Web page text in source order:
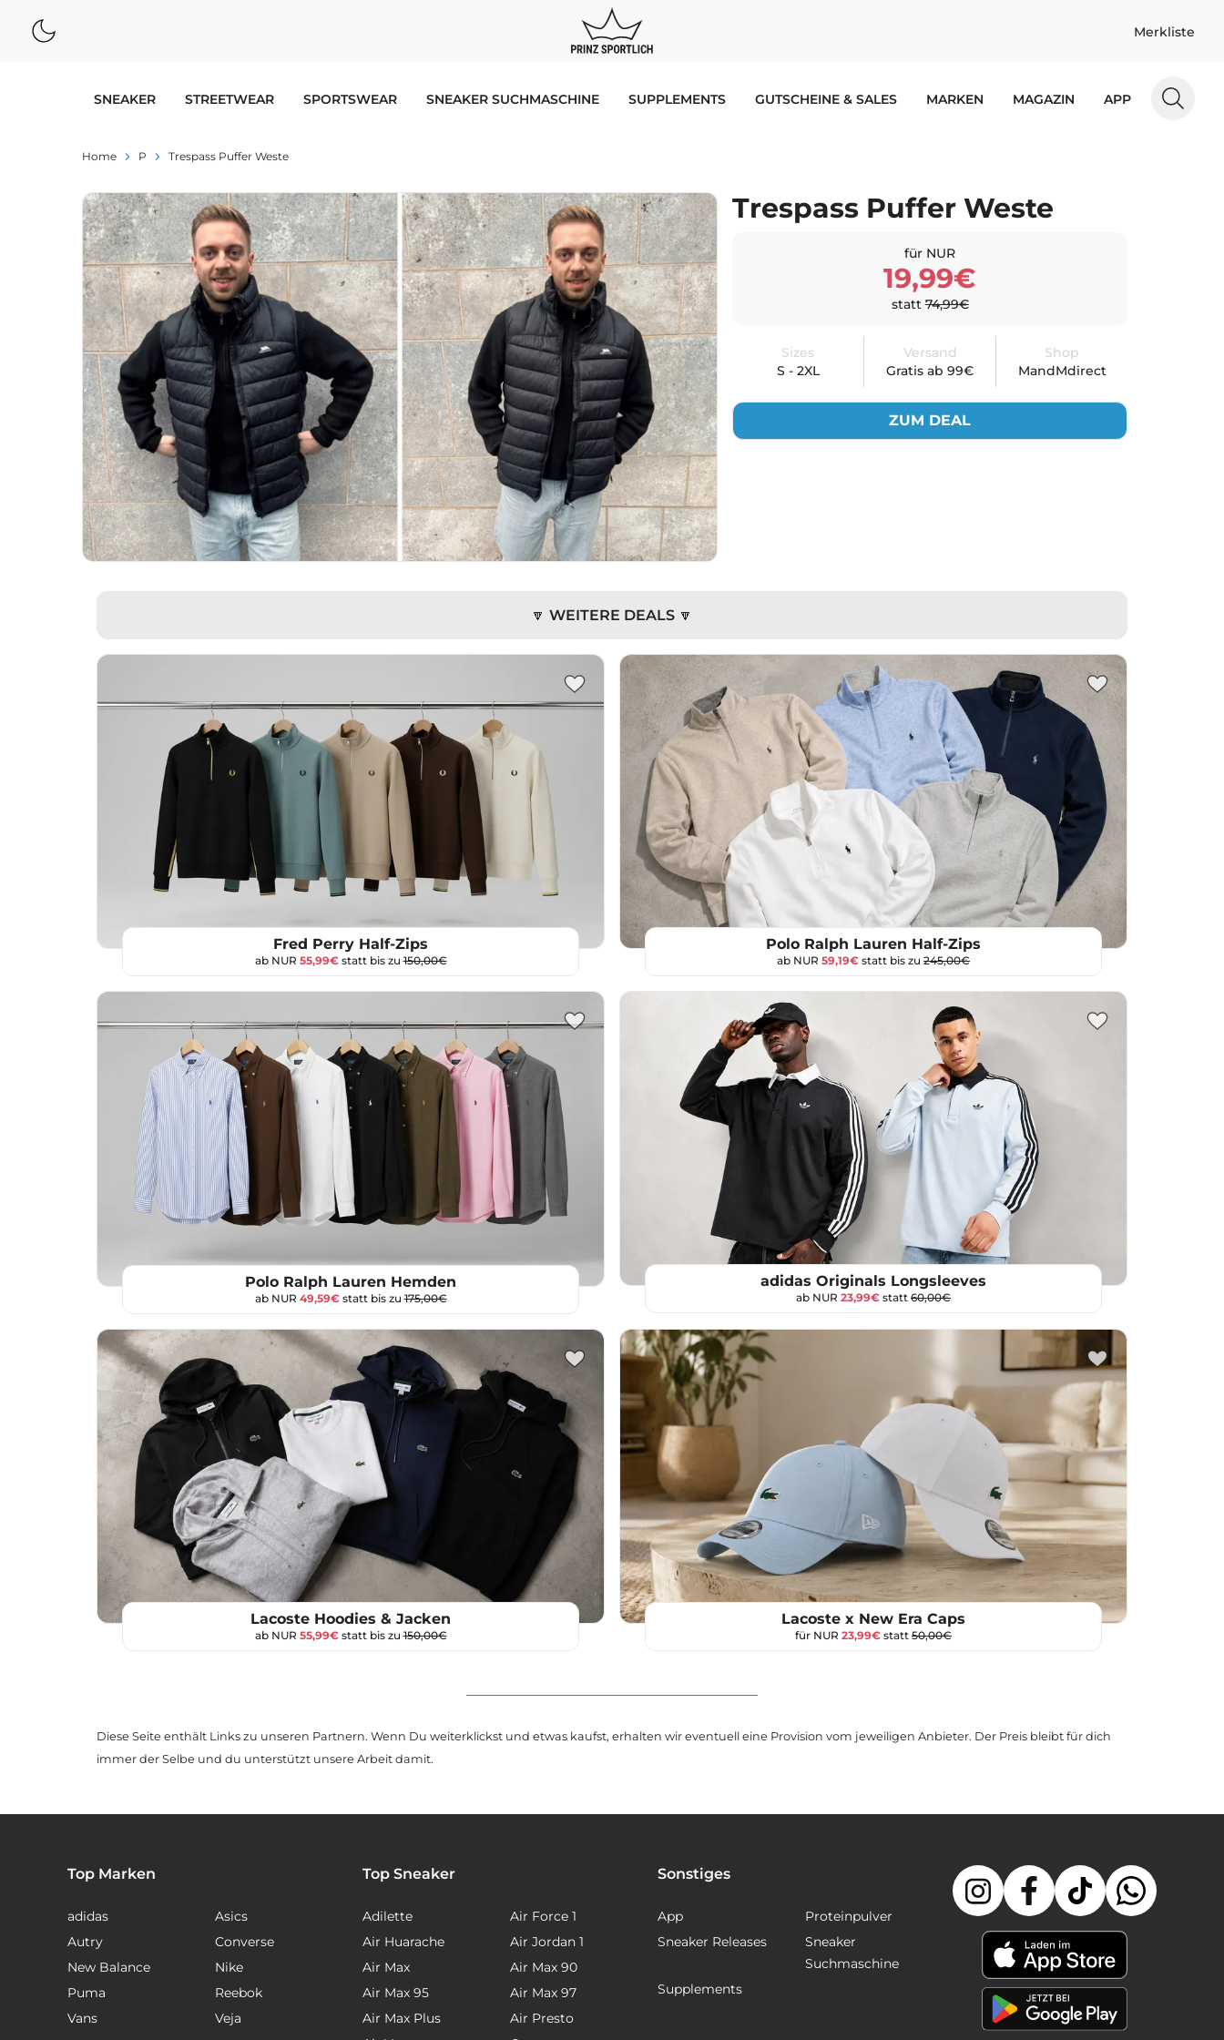
Merkliste
SNEAKER STREETWEAR SPORTSWEAR SNEAKER SUCHMASCHINE SUPPLEMENTS GUTSCHEINE & SALES MARKEN MAGAZIN APP
Home P Trespass Puffer Weste
Trespass Puffer Weste
für NUR
19,99€
statt74,99€
Sizes
S - 2XL
Versand
Gratis ab 99€
Shop
MandMdirect
ZUM DEAL
🔽 WEITERE DEALS 🔽
Fred Perry Half-Zips
ab NUR 55,99€statt bis zu150,00€
Polo Ralph Lauren Half-Zips
ab NUR 59,19€ statt bis zu 245,00€
Polo Ralph Lauren Hemden
ab NUR 49,59€statt bis zu175,00€
adidas Originals Longsleeves
ab NUR 23,99€ statt 60,00€
Lacoste Hoodies & Jacken
ab NUR 55,99€statt bis zu150,00€
Lacoste x New Era Caps
für NUR 23,99€ statt 50,00€
Diese Seite enthält Links zu unseren Partnern. Wenn Du weiterklickst und etwas kaufst, erhalten wir eventuell eine Provision vom jeweiligen Anbieter. Der Preis bleibt für dich
immer der Selbe und du unterstützt unsere Arbeit damit.
Top Marken
adidas
Asics
Autry
Converse
New Balance
Nike
Puma
Reebok
Vans
Veja
Top Sneaker
Adilette
Air Force 1
Air Huarache
Air Jordan 1
Air Max
Air Max 90
Air Max 95
Air Max 97
Air Max Plus
Air Presto
Sonstiges
App
Proteinpulver
Sneaker Releases
Sneaker
Suchmaschine
Supplements